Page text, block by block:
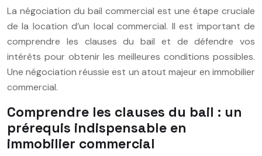
La négociation du bail commercial est une étape cruciale
de la location d’un local commercial. Il est important de
comprendre les clauses du bail et de défendre vos
intérêts pour obtenir les meilleures conditions possibles.
Une négociation réussie est un atout majeur en immobilier
commercial.
Comprendre les clauses du bail : un
prérequis indispensable en
immobilier commercial